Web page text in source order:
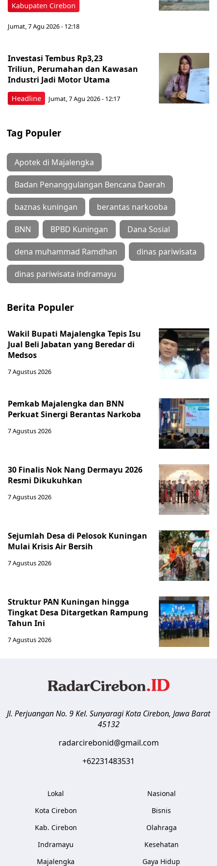
Kabupaten Cirebon
Jumat, 7 Agu 2026 - 12:18
Headline
Investasi Tembus Rp3,23
Triliun, Perumahan dan Kawasan
Industri Jadi Motor Utama
Jumat, 7 Agu 2026 - 12:17
Tag Populer
Apotek di Majalengka
Badan Penanggulangan Bencana Daerah
baznas kuningan berantas narkooba
BNN BPBD Kuningan Dana Sosial
dena muhammad Ramdhan dinas pariwisata
dinas pariwisata indramayu
Berita Populer
Wakil Bupati Majalengka Tepis Isu
Jual Beli Jabatan yang Beredar di
Medsos
7 Agustus 2026
Pemkab Majalengka dan BNN
Perkuat Sinergi Berantas Narkoba
7 Agustus 2026
30 Finalis Nok Nang Dermayu 2026
Resmi Dikukuhkan
7 Agustus 2026
Sejumlah Desa di Pelosok Kuningan
Mulai Krisis Air Bersih
7 Agustus 2026
Struktur PAN Kuningan hingga
Tingkat Desa Ditargetkan Rampung
Tahun Ini
7 Agustus 2026
Jl. Perjuangan No. 9 Kel. SunyaragiKota Cirebon, Jawa Barat
45132
radarcirebonid@gmail.com
+62231483531
Lokal
Kota Cirebon
Kab. Cirebon
Indramayu
Majalengka
Nasional
Bisnis
Olahraga
Kesehatan
Gaya Hidup